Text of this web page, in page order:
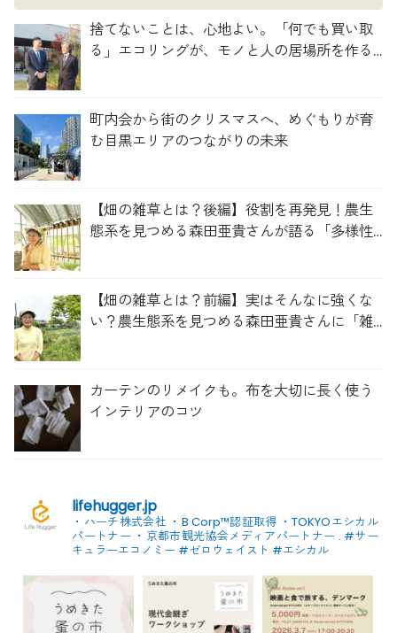
捨てないことは、心地よい。「何でも買い取
る」エコリングが、モノと人の居場所を作る
町内会から街のクリスマスへ、めぐもりが育
む目黒エリアのつながりの未来
【畑の雑草とは？後編】役割を再発見！農生
態系を見つめる森田亜貴さんが語る「多様性
【畑の雑草とは？前編】実はそんなに強くな
い？農生態系を見つめる森田亜貴さんに「雑
カーテンのリメイクも。布を大切に長く使う
インテリアのコツ
lifehugger.jp
・ハーチ株式会社 ・B Corp™認証取得 ・TOKYOエシカル
パートナー ・京都市観光協会メディアパートナー . #サー
キュラーエコノミー #ゼロウェイスト #エシカル